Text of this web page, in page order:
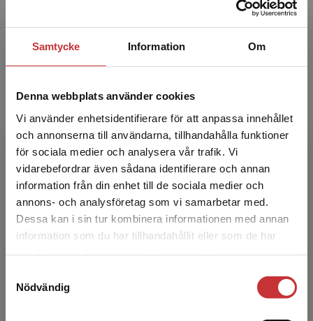
Samtycke Information Om
Denna webbplats använder cookies
Vi använder enhetsidentifierare för att anpassa innehållet
och annonserna till användarna, tillhandahålla funktioner
för sociala medier och analysera vår trafik. Vi
vidarebefordrar även sådana identifierare och annan
information från din enhet till de sociala medier och
annons- och analysföretag som vi samarbetar med.
Dessa kan i sin tur kombinera informationen med annan
information som du har tillhandahållit eller som de har
Nödvändig
Begränsad fraktregion
Det verkar som att du besöker
studentlitteratur.se via en enhet utanför Sverige.
Vi erbjuder inte leveranser utanför Sverige. För
att kunna slutföra ett köp måste
Högskolan Kristianstad samt barnsjuksköterska
föräldrar till barn...
Sofie Andersson
Sofie Andersson arbetar som förstelärare och
hon undervisar elever i ämnes­områden och